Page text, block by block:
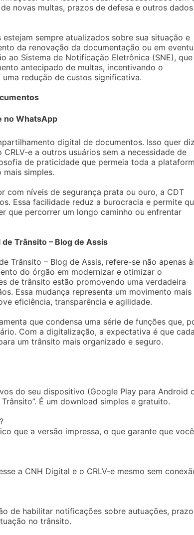
novas multas, prazos de defesa e outros dados
sempre atualizados sobre sua situação e
da renovação da documentação ou em
ao Sistema de Notificação Eletrônica (SNE), que
antecipado de multas, incentivando o
redução de custos significativa.
no WhatsApp
digital de documentos. Isso quer
e a outros usuários sem a necessidade de
de praticidade que permeia toda a
simples.
com níveis de segurança prata ou ouro, a CDT
Essa facilidade reduz a burocracia e permite
que percorrer um longo caminho ou enfrentar
Trânsito – Blog de Assis
Trânsito – Blog de Assis, refere-se não apenas
do órgão em modernizar e otimizar o
de trânsito estão promovendo uma verdadeira
Essa mudança representa um movimento mais
eficiência, transparência e agilidade.
que condensa uma série de funções que,
Com a digitalização, a expectativa é que cada
um trânsito mais organizado e seguro.
do seu dispositivo (Google Play para Android
É um download simples e gratuito.
que a versão impressa, o que garante que você
a CNH Digital e o CRLV-e mesmo sem
de habilitar notificações sobre autuações,
no trânsito.